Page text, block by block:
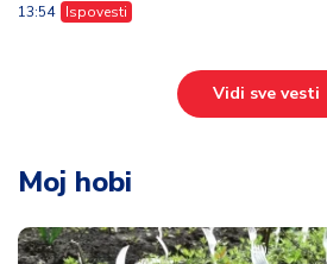
13:54 Ispovesti
Vidi sve vesti
Moj hobi